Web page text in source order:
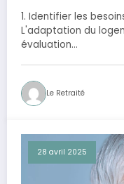
1. Identifier les
L'adaptation du
évaluation…
Le Retraité
28 avril 2025